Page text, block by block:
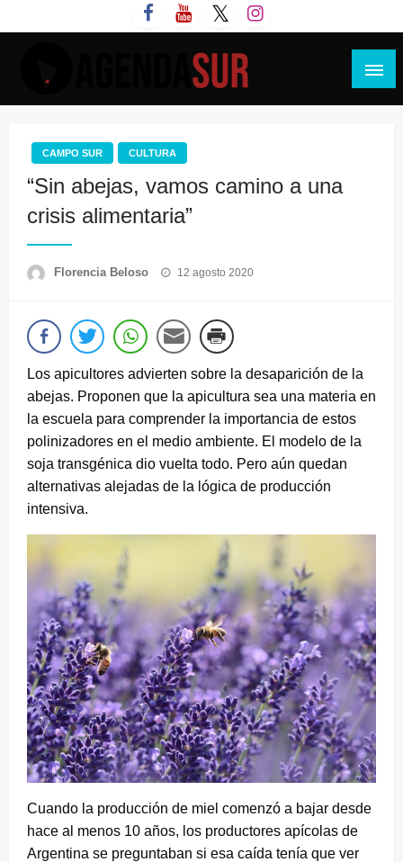
al
CAMPO SUR CULTURA
“Sin abejas, vamos camino a una
crisis alimentaria”
Florencia Beloso
Publicado
12 agosto 2020
Los apicultores advierten sobre la desaparición de la
abejas. Proponen que la apicultura sea una materia en
la escuela para comprender la importancia de estos
polinizadores en el medio ambiente. El modelo de la
soja transgénica dio vuelta todo. Pero aún quedan
alternativas alejadas de la lógica de producción
intensiva.
Cuando la producción de miel comenzó a bajar desde
hace al menos 10 años, los productores apícolas de
Argentina se preguntaban si esa caída tenía que ver